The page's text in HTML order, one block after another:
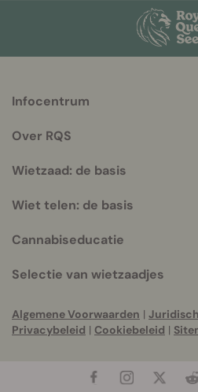
info
Infocentrum
Over RQS
Wietzaad: de basis
Wiet telen: de basis
Cannabiseducatie
Selectie van wietzaadjes
Algemene Voorwaarden |
Privacybeleid | Cookiebeleid |